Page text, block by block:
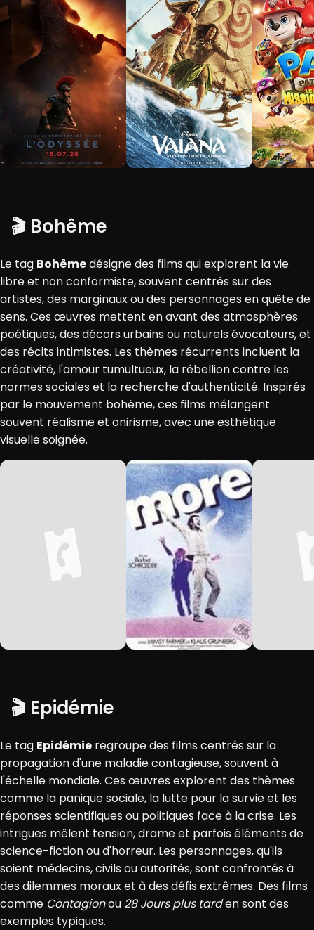
🎬 Bohême
Le tag Bohêmedésigne des films qui explorent la vie
libre et non conformiste, souvent centrés sur des
artistes, des marginaux ou des personnages en quête de
sens. Ces œuvres mettent en avant des atmosphères
poétiques, des décors urbains ou naturels évocateurs, et
des récits intimistes. Les thèmes récurrents incluent la
créativité, l'amour tumultueux, la rébellion contre les
normes sociales et la recherche d'authenticité. Inspirés
par le mouvement bohème, ces films mélangent
souvent réalisme et onirisme, avec une esthétique
visuelle soignée.
🎬 Epidémie
Le tag Epidémie regroupe des films centrés sur la
propagation d'une maladie contagieuse, souvent à
l'échelle mondiale. Ces œuvres explorent des thèmes
comme la panique sociale, la lutte pour la survie et les
réponses scientifiques ou politiques face à la crise. Les
intrigues mêlent tension, drame et parfois éléments de
science-fiction ou d'horreur. Les personnages, qu'ils
soient médecins, civils ou autorités, sont confrontés à
des dilemmes moraux et à des défis extrêmes. Des films
comme Contagionou 28 Jours plus tarden sont des
exemples typiques.